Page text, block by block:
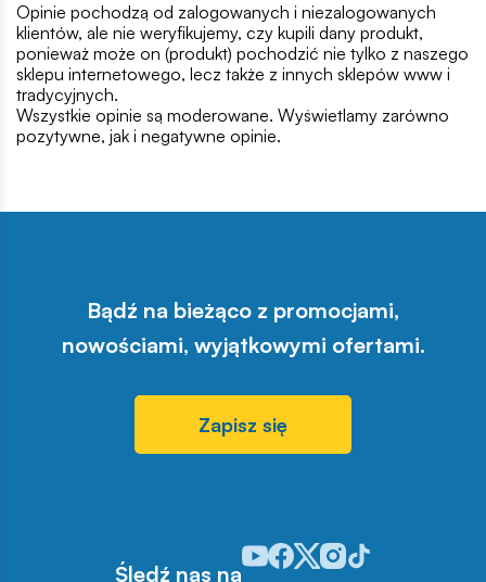
Opinie pochodzą od zalogowanych i niezalogowanych
klientów, ale nie weryfikujemy, czy kupili dany produkt,
ponieważ może on (produkt) pochodzić nie tylko z naszego
sklepu internetowego, lecz także z innych sklepów www i
tradycyjnych.
Wszystkie opinie są moderowane. Wyświetlamy zarówno
pozytywne, jak i negatywne opinie.
Bądź na bieżąco z promocjami,
nowościami, wyjątkowymi ofertami.
Zapisz się
Śledź nas na
Odwiedź nasz profil w serwisie
Odwiedź nasz profil w
Odwiedź nasz profil w
Odwiedź nasz profil w
Odwiedź nasz